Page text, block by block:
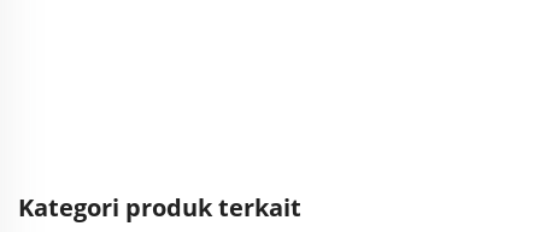
Kategori produk terkait